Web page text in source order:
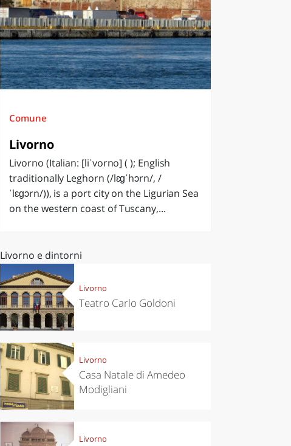
Comune
Livorno
Livorno (Italian: [liˈvorno] ( ); English
traditionally Leghorn (/lɛɡˈhɔrn/, /
ˈlɛɡɔrn/)), is a port city on the Ligurian Sea
on the western coast of Tuscany,...
Livorno e dintorni
Livorno
Teatro Carlo Goldoni
Livorno
Casa Natale di Amedeo
Modigliani
Livorno